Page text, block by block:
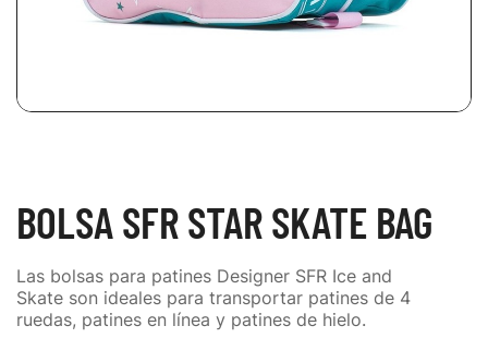
BOLSA SFR STAR SKATE BAG
Las bolsas para patines Designer SFR Ice and
Skate son ideales para transportar patines de 4
ruedas, patines en línea y patines de hielo.